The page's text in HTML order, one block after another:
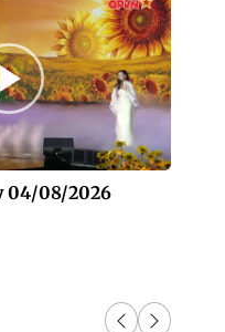
04/08/2026